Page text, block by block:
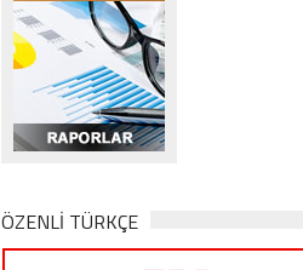
ÖZENLİ TÜRKÇE